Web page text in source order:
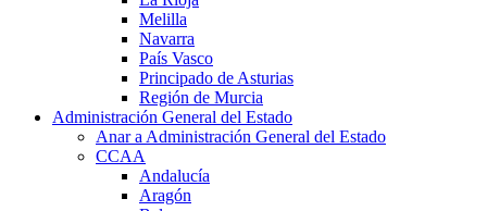
Melilla
Navarra
País Vasco
Principado de Asturias
Región de Murcia
Administración General del Estado
Anar a Administración General del Estado
CCAA
Andalucía
Aragón